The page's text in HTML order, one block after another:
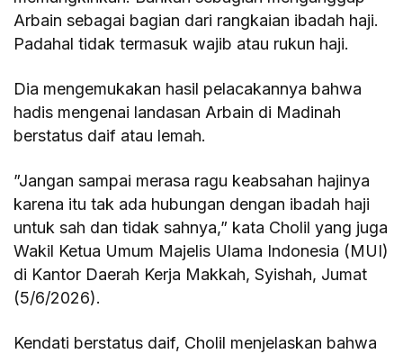
Arbain sebagai bagian dari rangkaian ibadah haji.
Padahal tidak termasuk wajib atau rukun haji.
Dia mengemukakan hasil pelacakannya bahwa
hadis mengenai landasan Arbain di Madinah
berstatus daif atau lemah.
”Jangan sampai merasa ragu keabsahan hajinya
karena itu tak ada hubungan dengan ibadah haji
untuk sah dan tidak sahnya,” kata Cholil yang juga
Wakil Ketua Umum Majelis Ulama Indonesia (MUI)
di Kantor Daerah Kerja Makkah, Syishah, Jumat
(5/6/2026).
Kendati berstatus daif, Cholil menjelaskan bahwa